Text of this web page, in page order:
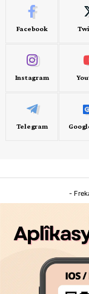
Facebook
Instagram
Telegram
-